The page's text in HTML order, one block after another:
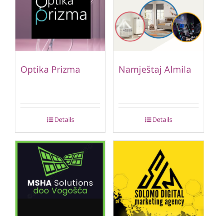
Optika Prizma
Details
Namještaj Almila
Details